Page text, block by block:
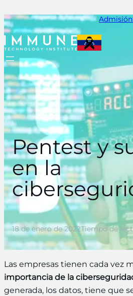
al
contenido
Admisión
Pentest y
en la
18 de enero de 2022Tiempo de
Las empresas tienen cada vez
importancia de la
generada, los datos, tiene que